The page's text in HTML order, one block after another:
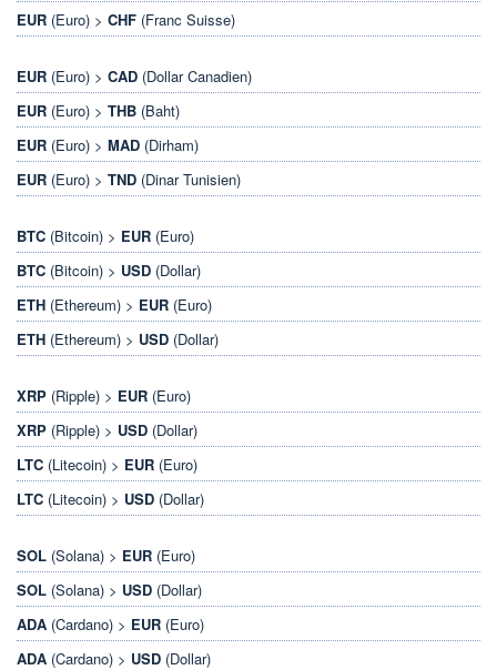
EUR (Euro) > CHF (Franc Suisse)
EUR (Euro) > CAD (Dollar Canadien)
EUR (Euro) > THB (Baht)
EUR (Euro) > MAD (Dirham)
EUR (Euro) > TND (Dinar Tunisien)
BTC (Bitcoin) > EUR (Euro)
BTC (Bitcoin) > USD (Dollar)
ETH (Ethereum) > EUR (Euro)
ETH (Ethereum) > USD (Dollar)
XRP (Ripple) > EUR (Euro)
XRP (Ripple) > USD (Dollar)
LTC (Litecoin) > EUR (Euro)
LTC (Litecoin) > USD (Dollar)
SOL (Solana) > EUR (Euro)
SOL (Solana) > USD (Dollar)
ADA (Cardano) > EUR (Euro)
ADA (Cardano) > USD (Dollar)